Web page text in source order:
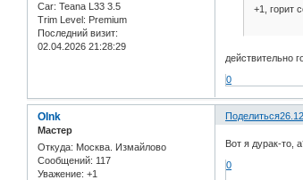
Car: Teana L33 3.5
Trim Level: Premium
Последний визит:
02.04.2026 21:28:29
+1, горит
действительно
0
Поделиться
OInk
Мастер
Откуда: Москва. Измайлово
Сообщений: 117
Уважение: +1
Вот я дурак-то,
0